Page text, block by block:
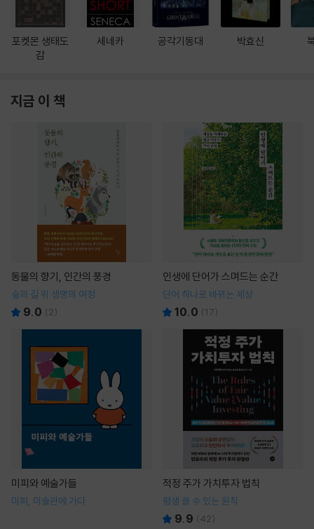
포켓몬 생태도
감
세네카 공각기동대 박효신
지금 이 책
동물의 향기, 인간의 풍경
숲과 길 위 생명의 여정
9.0 ( 2)
인생에 단어가 스며드는 순간
단어 하나로 바뀌는 세상
10.0 (17)
미피와 예술가들
미피, 미술관에 가다
적정 주가 가치투자 법칙
평생 쓸 수 있는 원칙
9.9 (42)